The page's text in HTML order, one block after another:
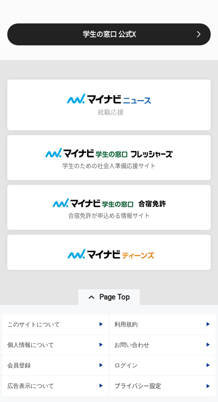
学生の窓口 公式X
学生のための社会人準備応援サイト
合宿免許が申込める情報サイト
Page Top
このサイトについて 利用規約
個人情報について お問い合わせ
会員登録 ログイン
広告表示について プライバシー設定